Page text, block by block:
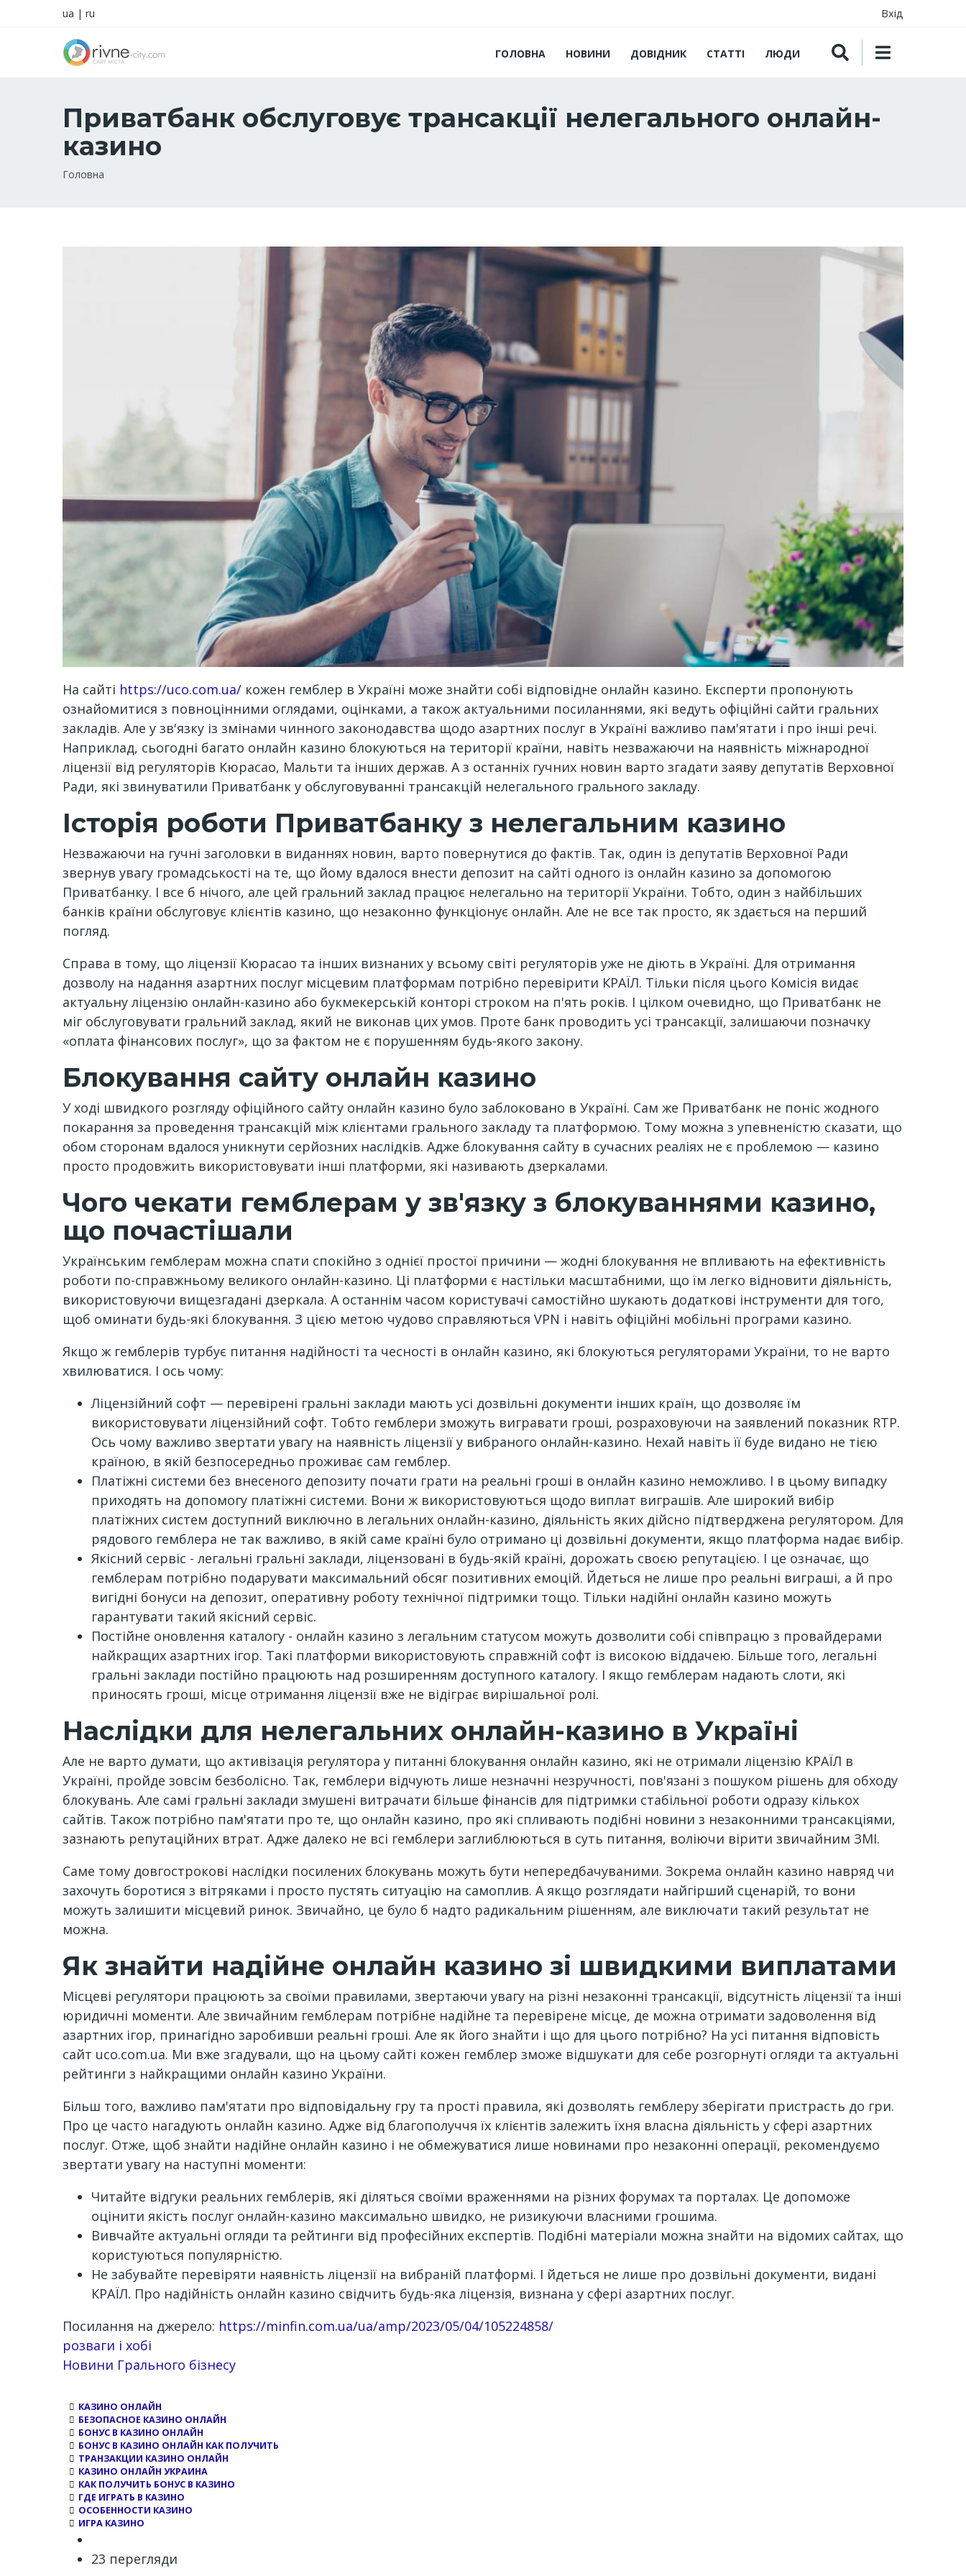
ua | ru Вхід
ГОЛОВНА НОВИНИ ДОВІДНИК СТАТТІ ЛЮДИ
Приватбанк обслуговує трансакції нелегального онлайн-
казино
Рядок
Головна
На сайті https://uco.com.ua/ кожен гемблер в Україні може знайти собі відповідне онлайн казино. Експерти пропонують
ознайомитися з повноцінними оглядами, оцінками, а також актуальними посиланнями, які ведуть офіційні сайти гральних
закладів. Але у зв'язку із змінами чинного законодавства щодо азартних послуг в Україні важливо пам'ятати і про інші речі.
Наприклад, сьогодні багато онлайн казино блокуються на території країни, навіть незважаючи на наявність міжнародної
ліцензії від регуляторів Кюрасао, Мальти та інших держав. А з останніх гучних новин варто згадати заяву депутатів Верховної
Ради, які звинуватили Приватбанк у обслуговуванні трансакцій нелегального грального закладу.
Історія роботи Приватбанку з нелегальним казино
Незважаючи на гучні заголовки в виданнях новин, варто повернутися до фактів. Так, один із депутатів Верховної Ради
звернув увагу громадськості на те, що йому вдалося внести депозит на сайті одного із онлайн казино за допомогою
Приватбанку. І все б нічого, але цей гральний заклад працює нелегально на території України. Тобто, один з найбільших
банків країни обслуговує клієнтів казино, що незаконно функціонує онлайн. Але не все так просто, як здається на перший
погляд.
Справа в тому, що ліцензії Кюрасао та інших визнаних у всьому світі регуляторів уже не діють в Україні. Для отримання
дозволу на надання азартних послуг місцевим платформам потрібно перевірити КРАЇЛ. Тільки після цього Комісія видає
актуальну ліцензію онлайн-казино або букмекерській конторі строком на п'ять років. І цілком очевидно, що Приватбанк не
міг обслуговувати гральний заклад, який не виконав цих умов. Проте банк проводить усі трансакції, залишаючи позначку
«оплата фінансових послуг», що за фактом не є порушенням будь-якого закону.
Блокування сайту онлайн казино
У ході швидкого розгляду офіційного сайту онлайн казино було заблоковано в Україні. Сам же Приватбанк не поніс жодного
покарання за проведення трансакцій між клієнтами грального закладу та платформою. Тому можна з упевненістю сказати, що
обом сторонам вдалося уникнути серйозних наслідків. Адже блокування сайту в сучасних реаліях не є проблемою — казино
просто продовжить використовувати інші платформи, які називають дзеркалами.
Чого чекати гемблерам у зв'язку з блокуваннями казино,
що почастішали
Українським гемблерам можна спати спокійно з однієї простої причини — жодні блокування не впливають на ефективність
роботи по-справжньому великого онлайн-казино. Ці платформи є настільки масштабними, що їм легко відновити діяльність,
використовуючи вищезгадані дзеркала. А останнім часом користувачі самостійно шукають додаткові інструменти для того,
щоб оминати будь-які блокування. З цією метою чудово справляються VPN і навіть офіційні мобільні програми казино.
Якщо ж гемблерів турбує питання надійності та чесності в онлайн казино, які блокуються регуляторами України, то не варто
хвилюватися. І ось чому:
Ліцензійний софт — перевірені гральні заклади мають усі дозвільні документи інших країн, що дозволяє їм
використовувати ліцензійний софт. Тобто гемблери зможуть вигравати гроші, розраховуючи на заявлений показник RTP.
Ось чому важливо звертати увагу на наявність ліцензії у вибраного онлайн-казино. Нехай навіть її буде видано не тією
країною, в якій безпосередньо проживає сам гемблер.
Платіжні системи без внесеного депозиту почати грати на реальні гроші в онлайн казино неможливо. І в цьому випадку
приходять на допомогу платіжні системи. Вони ж використовуються щодо виплат виграшів. Але широкий вибір
платіжних систем доступний виключно в легальних онлайн-казино, діяльність яких дійсно підтверджена регулятором. Для
рядового гемблера не так важливо, в якій саме країні було отримано ці дозвільні документи, якщо платформа надає вибір.
Якісний сервіс - легальні гральні заклади, ліцензовані в будь-якій країні, дорожать своєю репутацією. І це означає, що
гемблерам потрібно подарувати максимальний обсяг позитивних емоцій. Йдеться не лише про реальні виграші, а й про
вигідні бонуси на депозит, оперативну роботу технічної підтримки тощо. Тільки надійні онлайн казино можуть
гарантувати такий якісний сервіс.
Постійне оновлення каталогу - онлайн казино з легальним статусом можуть дозволити собі співпрацю з провайдерами
найкращих азартних ігор. Такі платформи використовують справжній софт із високою віддачею. Більше того, легальні
гральні заклади постійно працюють над розширенням доступного каталогу. І якщо гемблерам надають слоти, які
приносять гроші, місце отримання ліцензії вже не відіграє вирішальної ролі.
Наслідки для нелегальних онлайн-казино в Україні
Але не варто думати, що активізація регулятора у питанні блокування онлайн казино, які не отримали ліцензію КРАЇЛ в
Україні, пройде зовсім безболісно. Так, гемблери відчують лише незначні незручності, пов'язані з пошуком рішень для обходу
блокувань. Але самі гральні заклади змушені витрачати більше фінансів для підтримки стабільної роботи одразу кількох
сайтів. Також потрібно пам'ятати про те, що онлайн казино, про які спливають подібні новини з незаконними трансакціями,
зазнають репутаційних втрат. Адже далеко не всі гемблери заглиблюються в суть питання, воліючи вірити звичайним ЗМІ.
Саме тому довгострокові наслідки посилених блокувань можуть бути непередбачуваними. Зокрема онлайн казино навряд чи
захочуть боротися з вітряками і просто пустять ситуацію на самоплив. А якщо розглядати найгірший сценарій, то вони
можуть залишити місцевий ринок. Звичайно, це було б надто радикальним рішенням, але виключати такий результат не
можна.
Як знайти надійне онлайн казино зі швидкими виплатами
Місцеві регулятори працюють за своїми правилами, звертаючи увагу на різні незаконні трансакції, відсутність ліцензії та інші
юридичні моменти. Але звичайним гемблерам потрібне надійне та перевірене місце, де можна отримати задоволення від
азартних ігор, принагідно заробивши реальні гроші. Але як його знайти і що для цього потрібно? На усі питання відповість
сайт uco.com.ua. Ми вже згадували, що на цьому сайті кожен гемблер зможе відшукати для себе розгорнуті огляди та актуальні
рейтинги з найкращими онлайн казино України.
Більш того, важливо пам'ятати про відповідальну гру та прості правила, які дозволять гемблеру зберігати пристрасть до гри.
Про це часто нагадують онлайн казино. Адже від благополуччя їх клієнтів залежить їхня власна діяльність у сфері азартних
послуг. Отже, щоб знайти надійне онлайн казино і не обмежуватися лише новинами про незаконні операції, рекомендуємо
звертати увагу на наступні моменти:
Читайте відгуки реальних гемблерів, які діляться своїми враженнями на різних форумах та порталах. Це допоможе
оцінити якість послуг онлайн-казино максимально швидко, не ризикуючи власними грошима.
Вивчайте актуальні огляди та рейтинги від професійних експертів. Подібні матеріали можна знайти на відомих сайтах, що
користуються популярністю.
Не забувайте перевіряти наявність ліцензії на вибраній платформі. І йдеться не лише про дозвільні документи, видані
КРАЇЛ. Про надійність онлайн казино свідчить будь-яка ліцензія, визнана у сфері азартних послуг.
Посилання на джерело: https://minfin.com.ua/ua/amp/2023/05/04/105224858/
розваги і хобі
Новини Грального бізнесу
КАЗИНО ОНЛАЙН
БЕЗОПАСНОЕ КАЗИНО ОНЛАЙН
БОНУС В КАЗИНО ОНЛАЙН
БОНУС В КАЗИНО ОНЛАЙН КАК ПОЛУЧИТЬ
ТРАНЗАКЦИИ КАЗИНО ОНЛАЙН
КАЗИНО ОНЛАЙН УКРАИНА
КАК ПОЛУЧИТЬ БОНУС В КАЗИНО
ГДЕ ИГРАТЬ В КАЗИНО
ОСОБЕННОСТИ КАЗИНО
ИГРА КАЗИНО
23 перегляди